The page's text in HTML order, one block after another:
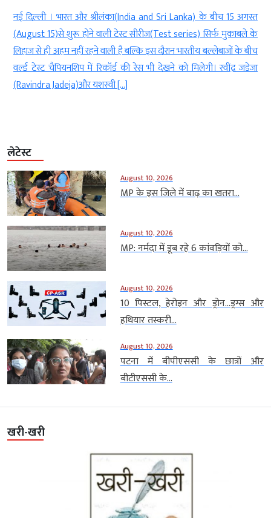
नई दिल्ली । भारत और श्रीलंका(India and Sri Lanka) के बीच 15 अगस्त
(August 15)से शुरू होने वाली टेस्ट सीरीज(Test series) सिर्फ मुकाबले के
लिहाज से ही अहम नहीं रहने वाली है बल्कि इस दौरान भारतीय बल्लेबाजों के बीच
वर्ल्ड टेस्ट चैंपियनशिप में रिकॉर्ड की रेस भी देखने को मिलेगी। रवींद्र जडेजा
(Ravindra Jadeja)और यशस्वी […]
लेटेस्ट
August 10, 2026
MP के इस जिले में बाढ़ का खतरा...
August 10, 2026
MP: नर्मदा में डूब रहे 6 कांवड़ियों को...
August 10, 2026
10 पिस्टल, हेरोइन और ड्रोन…ड्रग्स और
हथियार तस्करी...
August 10, 2026
पटना में बीपीएससी के छात्रों और
बीटीएससी के...
खरी-खरी